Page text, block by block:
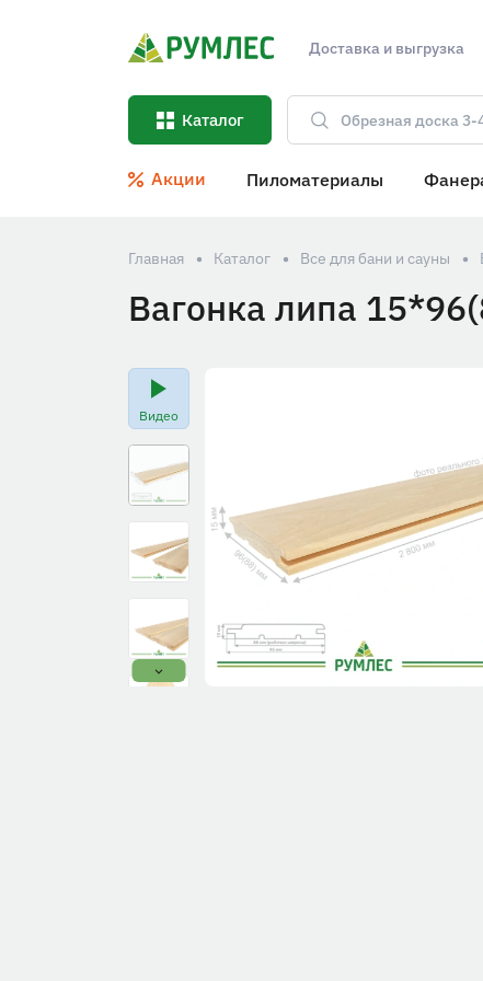
Доставка и выгрузка
Каталог
Акции Пиломатериалы
Главная Каталог Все для бани и сауны
Вагонка липа
Видео